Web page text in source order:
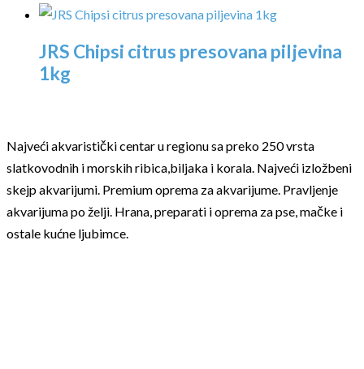
JRS Chipsi citrus presovana piljevina
1kg
Najveći akvaristički centar u regionu sa preko 250 vrsta
slatkovodnih i morskih ribica,biljaka i korala. Najveći izložbeni
skejp akvarijumi. Premium oprema za akvarijume. Pravljenje
akvarijuma po želji. Hrana, preparati i oprema za pse, mačke i
ostale kućne ljubimce.